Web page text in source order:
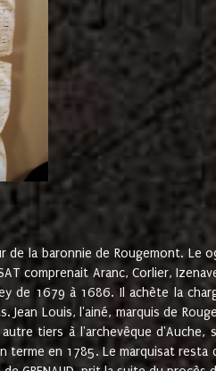
de la baronnie de Rougemont. Le
comprenait Aranc, Corlier,
de 1679 à 1686. Il achète la
Jean Louis, l'ainé, marquis de
tiers à l'archevêque d'Auche,
en 1785. Le marquisat resta